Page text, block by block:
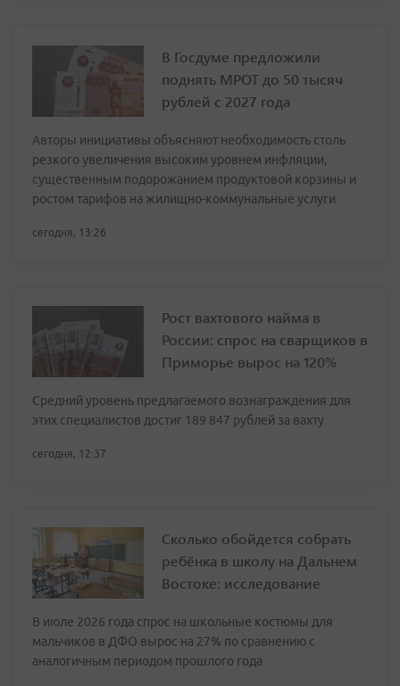
В Госдуме предложили
поднять МРОТ до 50 тысяч
рублей с 2027 года
Авторы инициативы объясняют необходимость столь
резкого увеличения высоким уровнем инфляции,
существенным подорожанием продуктовой корзины и
ростом тарифов на жилищно-коммунальные услуги
сегодня, 13:26
Рост вахтового найма в
России: спрос на сварщиков в
Приморье вырос на 120%
Средний уровень предлагаемого вознаграждения для
этих специалистов достиг 189 847 рублей за вахту
сегодня, 12:37
Сколько обойдется собрать
ребёнка в школу на Дальнем
Востоке: исследование
В июле 2026 года спрос на школьные костюмы для
мальчиков в ДФО вырос на 27% по сравнению с
аналогичным периодом прошлого года